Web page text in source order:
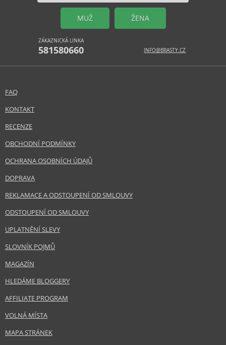
MUŽ ŽENA
ZÁKAZNICKÁ LINKA
581580660 INFO@BRASTY.CZ
FAQ
KONTAKT
RECENZE
OBCHODNÍ PODMÍNKY
OCHRANA OSOBNÍCH ÚDAJŮ
DOPRAVA
REKLAMACE A ODSTOUPENÍ OD SMLOUVY
ODSTOUPENÍ OD SMLOUVY
UPLATNĚNÍ SLEVY
SLOVNÍK POJMŮ
MAGAZÍN
HLEDÁME BLOGGERY
AFFILIATE PROGRAM
VOLNÁ MÍSTA
MAPA STRÁNEK